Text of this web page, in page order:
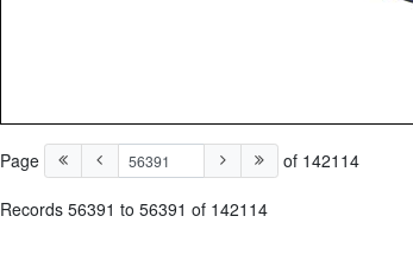
Page of 142114
Records 56391 to 56391 of 142114